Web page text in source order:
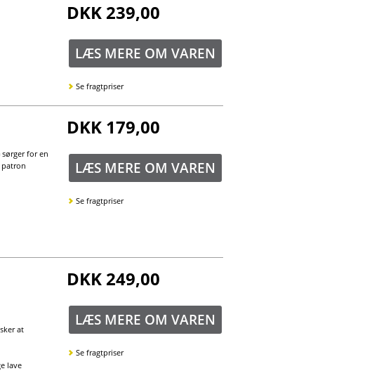
DKK 239,00
LÆS MERE OM VAREN
Se fragtpriser
for en
DKK 179,00
LÆS MERE OM VAREN
Se fragtpriser
at
lave
DKK 249,00
LÆS MERE OM VAREN
Se fragtpriser